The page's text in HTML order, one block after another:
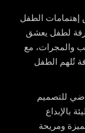
إهتمامات الطفل
لطفل يعشق
والمجرات، مع
تُلهم الطفل
للتصميم
بالإبداع
ومريحة